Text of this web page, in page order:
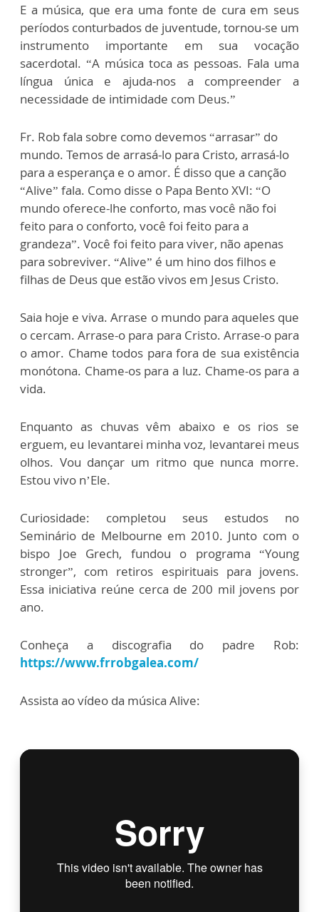
E a música, que era uma fonte de cura em seus
períodos conturbados de juventude, tornou-se um
instrumento importante em sua vocação
sacerdotal. “A música toca as pessoas. Fala uma
língua única e ajuda-nos a compreender a
necessidade de intimidade com Deus.”
Fr. Rob fala sobre como devemos “arrasar” do
mundo. Temos de arrasá-lo para Cristo, arrasá-lo
para a esperança e o amor. É disso que a canção
“Alive” fala. Como disse o Papa Bento XVI: “O
mundo oferece-lhe conforto, mas você não foi
feito para o conforto, você foi feito para a
grandeza”. Você foi feito para viver, não apenas
para sobreviver. “Alive” é um hino dos filhos e
filhas de Deus que estão vivos em Jesus Cristo.
Saia hoje e viva. Arrase o mundo para aqueles que
o cercam. Arrase-o para para Cristo. Arrase-o para
o amor. Chame todos para fora de sua existência
monótona. Chame-os para a luz. Chame-os para a
vida.
Enquanto as chuvas vêm abaixo e os rios se
erguem, eu levantarei minha voz, levantarei meus
olhos. Vou dançar um ritmo que nunca morre.
Estou vivo n’Ele.
Curiosidade: completou seus estudos no
Seminário de Melbourne em 2010. Junto com o
bispo Joe Grech, fundou o programa “Young
stronger”, com retiros espirituais para jovens.
Essa iniciativa reúne cerca de 200 mil jovens por
ano.
Conheça a discografia do padre Rob:
https://www.frrobgalea.com/
Assista ao vídeo da música Alive: